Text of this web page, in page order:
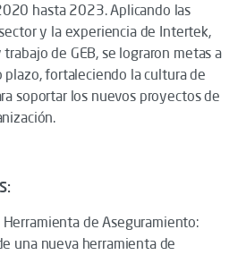
hasta 2023. Aplicando las
y la experiencia de Intertek,
de GEB, se lograron metas a
plazo, fortaleciendo la cultura de
soportar los nuevos proyectos de
de Aseguramiento:
una nueva herramienta de